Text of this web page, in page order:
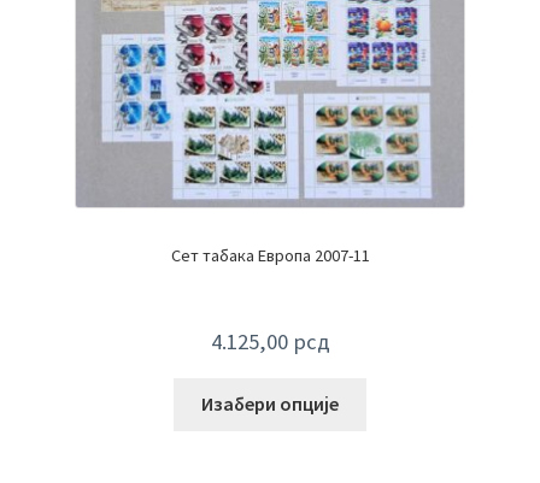
Сет табака Европа 2007-11
4.125,00 рсд
Изабери опције